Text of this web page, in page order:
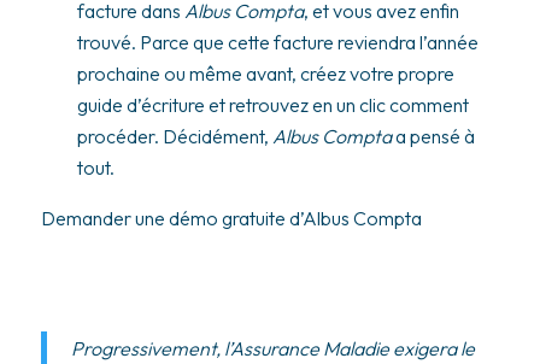
facture dans Albus Compta, et vous avez enfin
trouvé. Parce que cette facture reviendra l’année
prochaine ou même avant, créez votre propre
guide d’écriture et retrouvez en un clic comment
procéder. Décidément, Albus Comptaa pensé à
tout.
Demander une démo gratuite d’Albus Compta
Progressivement, l’Assurance Maladie exigera le